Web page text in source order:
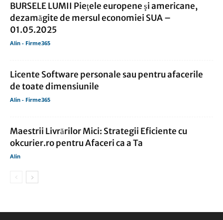
BURSELE LUMII Pieţele europene şi americane,
dezamăgite de mersul economiei SUA –
01.05.2025
Alin - Firme365
Licente Software personale sau pentru afacerile
de toate dimensiunile
Alin - Firme365
Maestrii Livrărilor Mici: Strategii Eficiente cu
okcurier.ro pentru Afaceri ca a Ta
Alin